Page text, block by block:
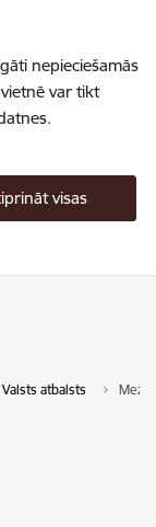
nepieciešamās
var tikt
visas
Valsts atbalsts Meža